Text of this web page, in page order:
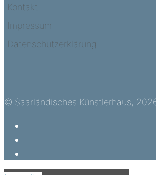
Kontakt
Impressum
Datenschutzerklärung
© Saarländisches Künstlerhaus,